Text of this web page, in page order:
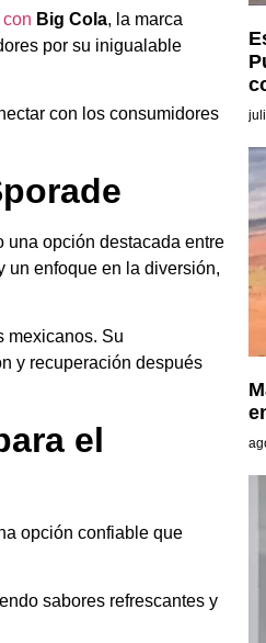
Big Cola, la marca
por su inigualable
con los consumidores
una opción destacada entre
un enfoque en la diversión,
mexicanos. Su
y recuperación después
el
opción confiable que
sabores refrescantes y